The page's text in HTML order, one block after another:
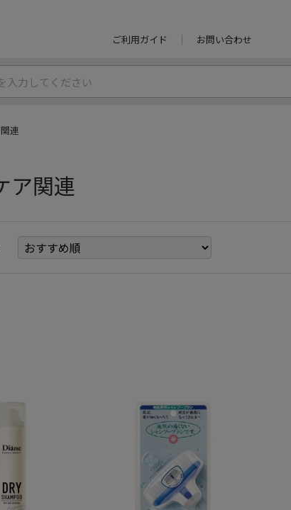
ご利用ガイド お問い合わせ
連
ア関連